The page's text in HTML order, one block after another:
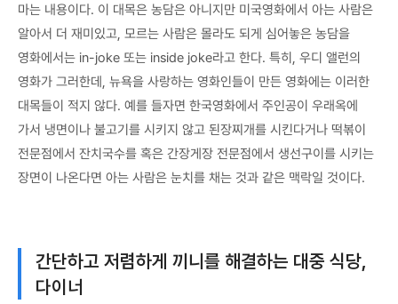
마는 내용이다. 이 대목은 농담은 아니지만 미국영화에서 아는 사람은
알아서 더 재미있고, 모르는 사람은 몰라도 되게 심어놓은 농담을
영화에서는 in-joke 또는 inside joke라고 한다. 특히, 우디 앨런의
영화가 그러한데, 뉴욕을 사랑하는 영화인들이 만든 영화에는 이러한
대목들이 적지 않다. 예를 들자면 한국영화에서 주인공이 우래옥에
가서 냉면이나 불고기를 시키지 않고 된장찌개를 시킨다거나 떡볶이
전문점에서 잔치국수를 혹은 간장게장 전문점에서 생선구이를 시키는
장면이 나온다면 아는 사람은 눈치를 채는 것과 같은 맥락일 것이다.
간단하고 저렴하게 끼니를 해결하는 대중 식당,
다이너